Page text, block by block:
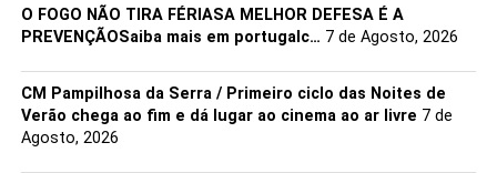
O FOGO NÃO TIRA FÉRIASA MELHOR DEFESA É A
PREVENÇÃOSaiba mais em portugalc… 7 de Agosto, 2026
CM Pampilhosa da Serra / Primeiro ciclo das Noites de
Verão chega ao fim e dá lugar ao cinema ao ar livre 7 de
Agosto, 2026